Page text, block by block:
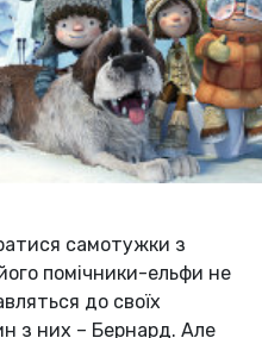
самотужки з
помічники-ельфи не
до своїх
з них – Бернард. Але